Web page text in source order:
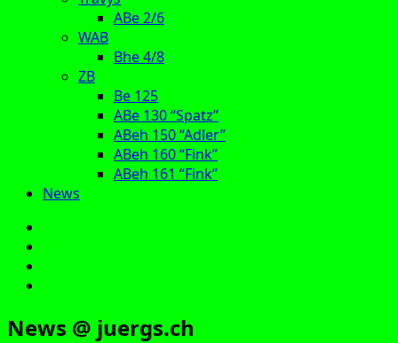
ABe 2/6
WAB
Bhe 4/8
ZB
Be 125
ABe 130 “Spatz”
ABeh 150 “Adler”
ABeh 160 “Fink”
ABeh 161 “Fink”
News
News @ juergs.ch